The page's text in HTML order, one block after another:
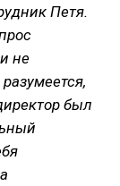
Петя.
не
был